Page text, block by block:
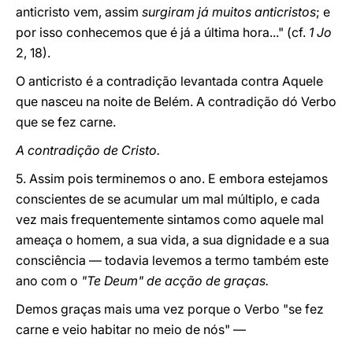
anticristo vem, assim surgiram já muitos anticristos; e
por isso conhecemos que é já a última hora..." (cf. 1 Jo
2, 18).
O anticristo é a contradição levantada contra Aquele
que nasceu na noite de Belém. A contradição dó Verbo
que se fez carne.
A contradição de Cristo.
5. Assim pois terminemos o ano. E embora estejamos
conscientes de se acumular um mal múltiplo, e cada
vez mais frequentemente sintamos como aquele mal
ameaça o homem, a sua vida, a sua dignidade e a sua
consciência — todavia levemos a termo também este
ano com o "Te Deum" de acção de graças.
Demos graças mais uma vez porque o Verbo "se fez
carne e veio habitar no meio de nós" —